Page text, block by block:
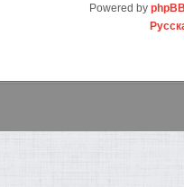
Powered by